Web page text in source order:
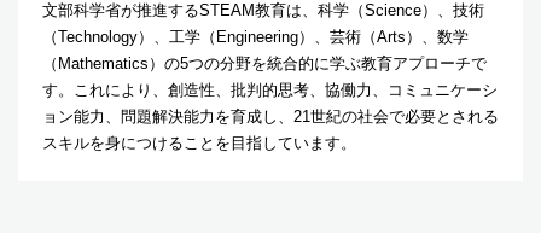
文部科学省が推進するSTEAM教育は、科学（Science）、技術
（Technology）、工学（Engineering）、芸術（Arts）、数学
（Mathematics）の5つの分野を統合的に学ぶ教育アプローチで
す。これにより、創造性、批判的思考、協働力、コミュニケーシ
ョン能力、問題解決能力を育成し、21世紀の社会で必要とされる
スキルを身につけることを目指しています。